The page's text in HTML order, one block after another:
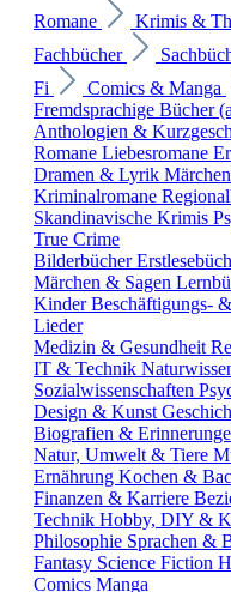
Romane Krimis &
Fachbücher
Fi
Comics & Manga
Fremdsprachige Bücher
Anthologien &
Romane Liebesromane
Dramen & Lyrik
Kriminalromane
Skandinavische Krimis
True Crime
Bilderbücher
Märchen & Sagen
KinderBeschäftigungs-
Lieder
Medizin & Gesundheit
IT & Technik
Sozialwissenschaften
Design & Kunst
Biografien &
Natur, Umwelt & Tiere
Ernährung Kochen &
Finanzen & Karriere
Technik Hobby, DIY &
Philosophie Sprachen &
Fantasy Science Fiction
Comics Manga